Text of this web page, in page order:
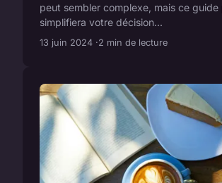
peut sembler complexe, mais ce
simplifiera votre décision...
13 juin 2024 2 min de lecture